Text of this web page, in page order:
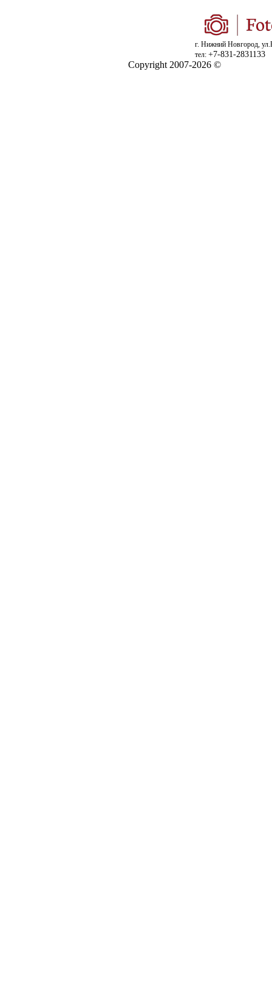
г. Нижний Новгород,
тел: +7-831-2831133
Copyright 2007-2026 ©